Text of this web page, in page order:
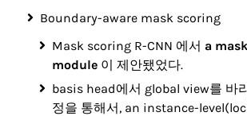
Boundary-aware mask scoring
Mask scoring R-CNN 에서 a
module 이 제안됐었다.
basis head에서 global view를 바
정을 통해서, an instance-